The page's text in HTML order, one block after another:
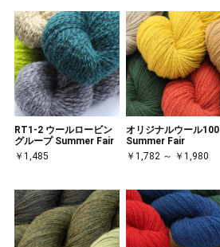
RT1-2 ウールロービン
グループ Summer Fair
￥1,485
オリジナルウール100
Summer Fair
￥1,782 ～ ￥1,980